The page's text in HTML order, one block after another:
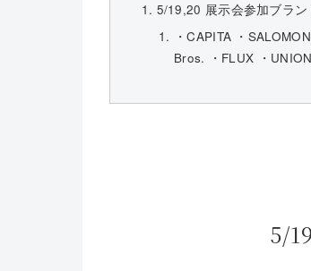
5/19,20 展示会参加ブラン
・CAPITA ・
Bros. ・FLUX ・UNION
5/